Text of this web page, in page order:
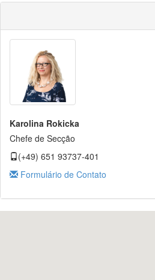
Karolina Rokicka
Chefe de Secção
(+49) 651 93737-401
Formulário de Contato